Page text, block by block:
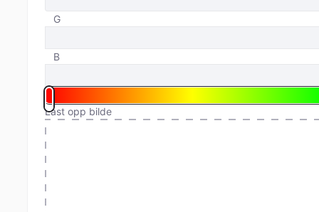
G
B
Last opp bilde